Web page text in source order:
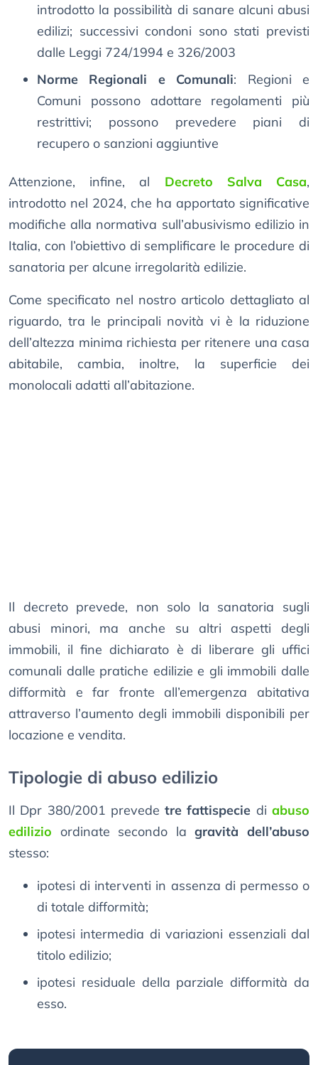
introdotto la possibilità di sanare alcuni abusi
edilizi; successivi condoni sono stati previsti
dalle Leggi 724/1994 e 326/2003
Norme Regionali e Comunali: Regioni e
Comuni possono adottare regolamenti più
restrittivi; possono prevedere piani di
recupero o sanzioni aggiuntive
Attenzione, infine, al Decreto Salva Casa,
introdotto nel 2024, che ha apportato significative
modifiche alla normativa sull’abusivismo edilizio in
Italia, con l’obiettivo di semplificare le procedure di
sanatoria per alcune irregolarità edilizie.
Come specificato nel nostro articolo dettagliato al
riguardo, tra le principali novità vi è la riduzione
dell’altezza minima richiesta per ritenere una casa
abitabile, cambia, inoltre, la superficie dei
monolocali adatti all’abitazione.
Il decreto prevede, non solo la sanatoria sugli
abusi minori, ma anche su altri aspetti degli
immobili, il fine dichiarato è di liberare gli uffici
comunali dalle pratiche edilizie e gli immobili dalle
difformità e far fronte all’emergenza abitativa
attraverso l’aumento degli immobili disponibili per
locazione e vendita.
Tipologie di abuso edilizio
Il Dpr 380/2001 prevedetre fattispecie diabuso
edilizio ordinate secondo lagravità dell’abuso
stesso:
ipotesi di interventi in assenza di permesso o
di totale difformità;
ipotesi intermedia di variazioni essenziali dal
titolo edilizio;
ipotesi residuale della parziale difformità da
esso.